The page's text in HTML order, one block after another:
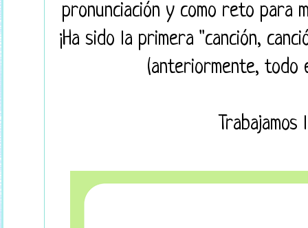
pronunciación y como reto para
¡Ha sido la primera "canción,
(anteriormente, todo